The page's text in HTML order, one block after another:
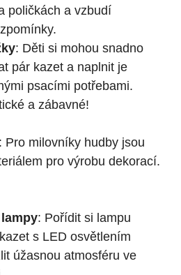
poličkách a vzbudí
: Děti si mohou snadno
pár kazet a naplnit je
psacími potřebami.
a zábavné!
: Pro milovníky hudby jsou
pro výrobu dekorací.
: Pořídit si lampu
s LED osvětlením
úžasnou atmosféru ve